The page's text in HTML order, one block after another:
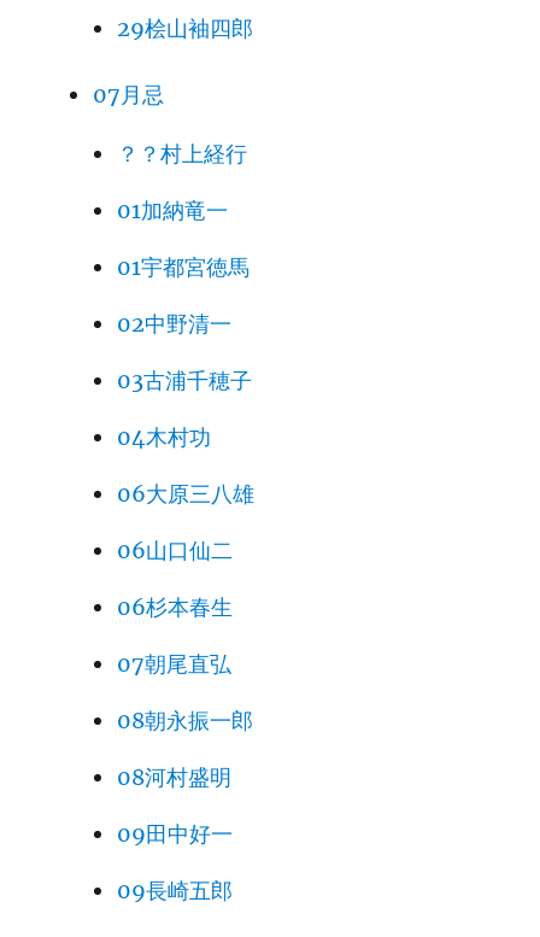
29桧山袖四郎
07月忌
？？村上経行
01加納竜一
01宇都宮徳馬
02中野清一
03古浦千穂子
04木村功
06大原三八雄
06山口仙二
06杉本春生
07朝尾直弘
08朝永振一郎
08河村盛明
09田中好一
09長崎五郎